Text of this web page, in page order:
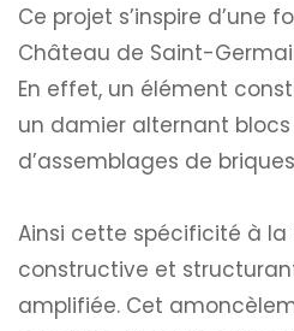
Ce projet s’inspire d’une
Château de Saint-
En effet, un élément
un damier alternant
d’assemblages de
Ainsi cette spécificité à la
constructive et
amplifiée. Cet